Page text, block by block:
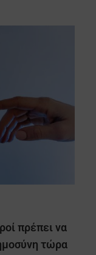
πρέπει να
τώρα